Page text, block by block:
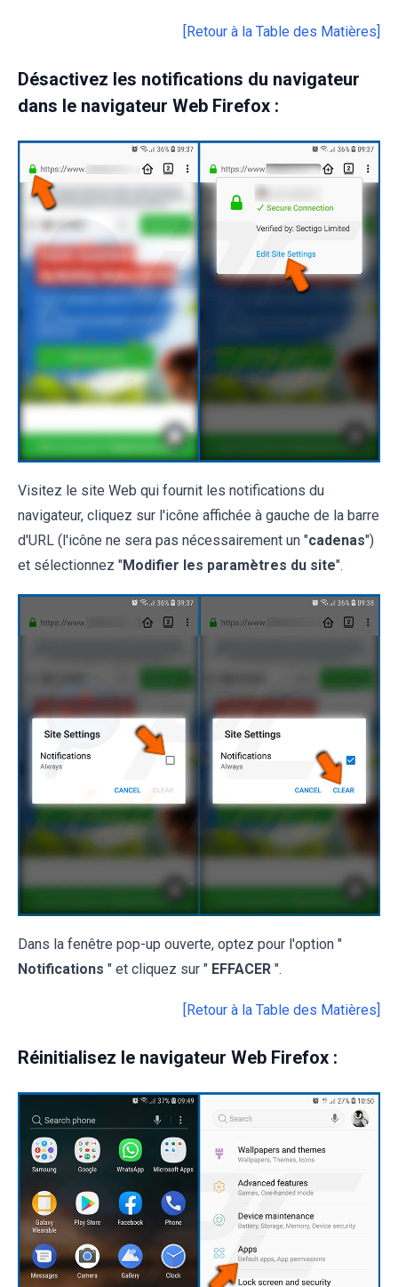
[Retour à la Table des Matières]
Désactivez les notifications du navigateur
dans le navigateur Web Firefox :
Visitez le site Web qui fournit les notifications du
navigateur, cliquez sur l'icône affichée à gauche de la barre
d'URL (l'icône ne sera pas nécessairement un "cadenas")
et sélectionnez "Modifier les paramètres du site".
Dans la fenêtre pop-up ouverte, optez pour l'option "
Notifications " et cliquez sur " EFFACER ".
[Retour à la Table des Matières]
Réinitialisez le navigateur Web Firefox :